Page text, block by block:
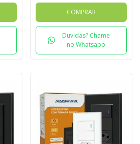
COMPRAR
Duvidas? Chame
no Whatsapp